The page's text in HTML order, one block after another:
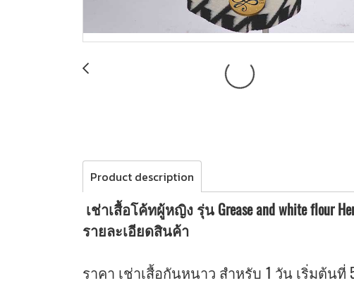
Product description
เช่าเสื้อโค้ทผู้หญิง รุ่น Grease and white flour
รายละเอียดสินค้า
ราคา เช่าเสื้อกันหนาว สำหรับ 1 วัน เริ่มต้น